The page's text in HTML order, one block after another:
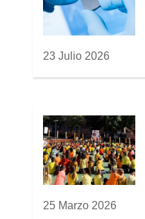
23 Julio 2026
25 Marzo 2026